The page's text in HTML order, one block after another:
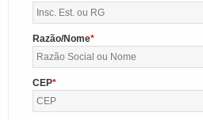
Razão/Nome
CEP